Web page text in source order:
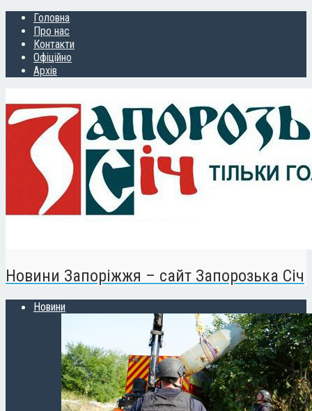
Головна
Про нас
Контакти
Офіційно
Архів
Новини Запоріжжя – сайт Запорозька Січ
Новини